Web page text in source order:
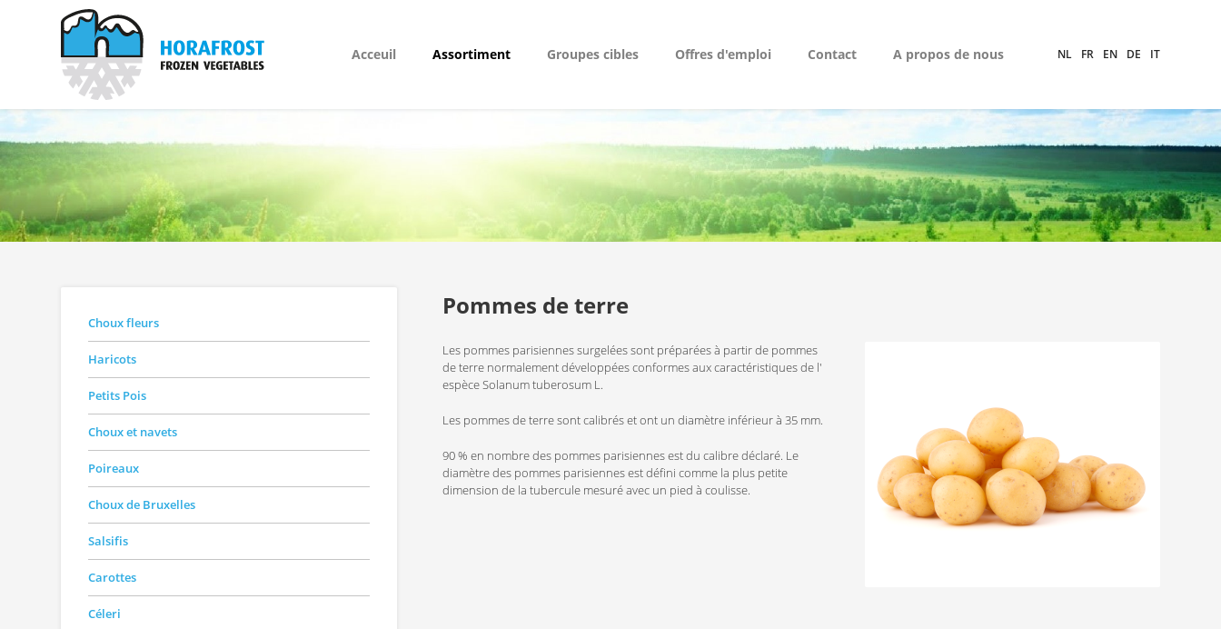
Acceuil Assortiment Groupes cibles Offres d'emploi Contact A propos de nous NL FR EN DE IT
Choux fleurs
Haricots
Petits Pois
Choux et navets
Poireaux
Choux de Bruxelles
Salsifis
Carottes
Céleri
Pommes de terre
Les pommes parisiennes surgelées sont préparées à partir de pommes
de terre normalement développées conformes aux caractéristiques de l'
espèce Solanum tuberosum L.
Les pommes de terre sont calibrés et ont un diamètre inférieur à 35 mm.
90 % en nombre des pommes parisiennes est du calibre déclaré. Le
diamètre des pommes parisiennes est défini comme la plus petite
dimension de la tubercule mesuré avec un pied à coulisse.